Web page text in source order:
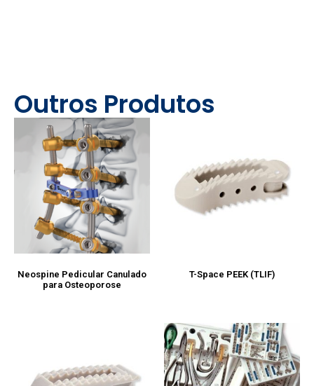
Outros Produtos
Neospine Pedicular Canulado
para Osteoporose
T-Space PEEK (TLIF)